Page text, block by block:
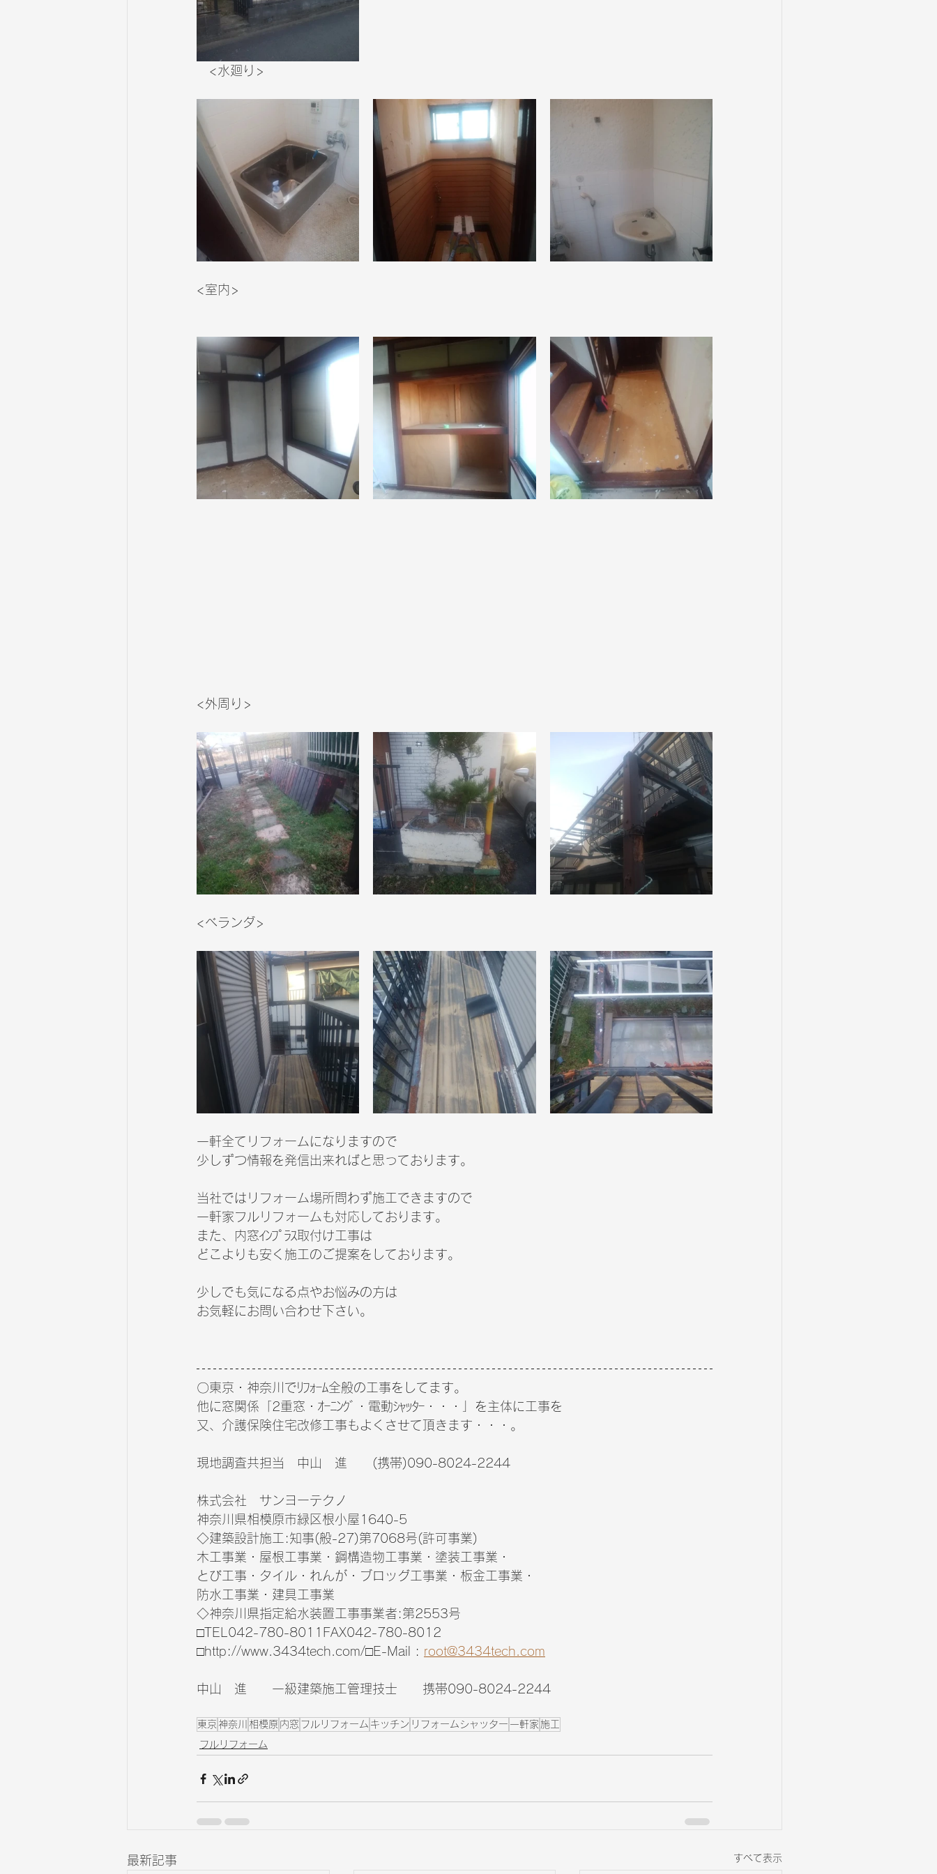
<水廻り>
<室内>
<外周り>
<ベランダ>
一軒全てリフォームになりますので
少しずつ情報を発信出来ればと思っております。
当社ではリフォーム場所問わず施工できますので
一軒家フルリフォームも対応しております。
また、内窓ｲﾝﾌﾟﾗｽ取付け工事は
どこよりも安く施工のご提案をしております。
少しでも気になる点やお悩みの方は
お気軽にお問い合わせ下さい。
〇東京・神奈川でﾘﾌｫｰﾑ全般の工事をしてます。
他に窓関係「2重窓・ｵｰﾆﾝｸﾞ・電動ｼｬｯﾀｰ・・・」を主体に工事を
又、介護保険住宅改修工事もよくさせて頂きます・・・。
現地調査共担当　中山   進　　(携帯)090-8024-2244
株式会社   サンヨーテクノ
神奈川県相模原市緑区根小屋1640-5
◇建築設計施工:知事(般-27)第7068号(許可事業)
木工事業・屋根工事業・鋼構造物工事業・塗装工事業・
とび工事・タイル・れんが・ブロッグ工事業・板金工事業・
防水工事業・建具工事業
◇神奈川県指定給水装置工事事業者:第2553号
□TEL042-780-8011FAX042-780-8012
□http://www.3434tech.com/□E-Mail : root@3434tech.com
中山　進　　一級建築施工管理技士　　携帯090-8024-2244
東京 神奈川 相模原 内窓 フルリフォーム キッチン リフォームシャッター 一軒家 施工
フルリフォーム
最新記事 すべて表示